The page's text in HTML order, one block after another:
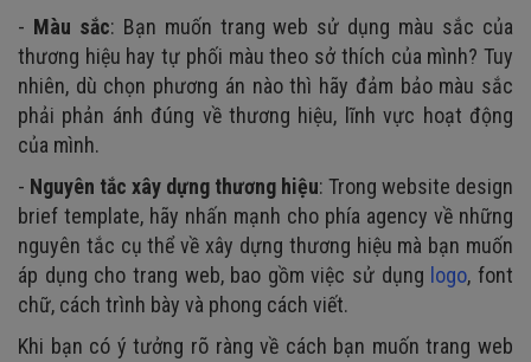
- Màu sắc: Bạn muốn trang web sử dụng màu sắc của
thương hiệu hay tự phối màu theo sở thích của mình? Tuy
nhiên, dù chọn phương án nào thì hãy đảm bảo màu sắc
phải phản ánh đúng về thương hiệu, lĩnh vực hoạt động
của mình.
- Nguyên tắc xây dựng thương hiệu: Trong website design
brief template, hãy nhấn mạnh cho phía agency về những
nguyên tắc cụ thể về xây dựng thương hiệu mà bạn muốn
áp dụng cho trang web, bao gồm việc sử dụng logo, font
chữ, cách trình bày và phong cách viết.
Khi bạn có ý tưởng rõ ràng về cách bạn muốn trang web